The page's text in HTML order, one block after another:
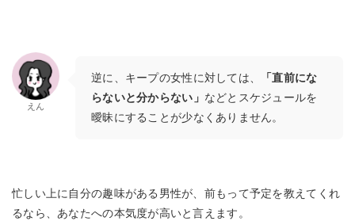
えん
逆に、キープの女性に対しては、
「直前にな
らないと分からない」 などとスケジュールを
曖昧にすることが少なくありません。
忙しい上に自分の趣味がある男性が、前もって予定を教えてくれ
るなら、あなたへの本気度が高いと言えます。